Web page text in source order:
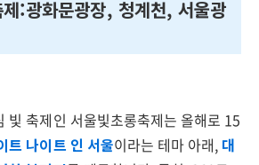
:광화문광장, 청계천, 서울광
빛 축제인 서울빛초롱축제는 올해로 15
트 나이트 인 서울이라는 테마 아래, 대